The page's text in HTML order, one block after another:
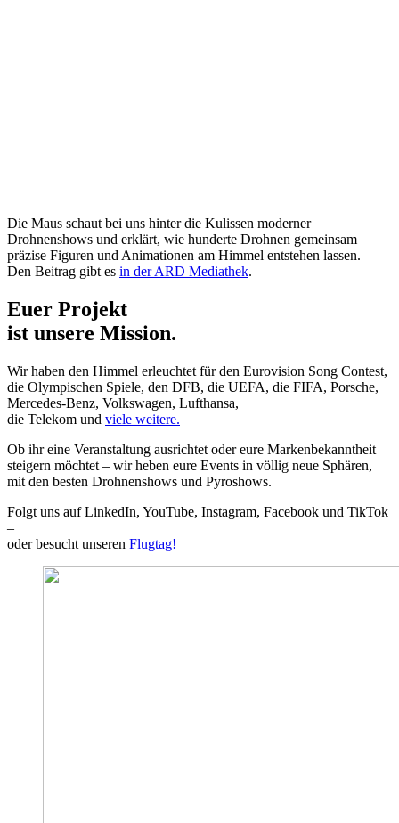
Die Maus schaut bei uns hinter die Kulissen moderner
Drohnenshows und erklärt, wie hunderte Drohnen gemeinsam
präzise Figuren und Animationen am Himmel entstehen lassen.
Den Beitrag gibt es in der ARD Mediathek.
Euer Projekt
ist unsere Mission.
Wir haben den Himmel erleuchtet für den Eurovision Song Contest,
die Olympischen Spiele, den DFB, die UEFA, die FIFA, Porsche,
Mercedes-Benz, Volkswagen, Lufthansa,
die Telekom und viele weitere.
Ob ihr eine Veranstaltung ausrichtet oder eure Markenbekanntheit
steigern möchtet – wir heben eure Events in völlig neue Sphären,
mit den besten Drohnenshows und Pyroshows.
Folgt uns auf LinkedIn, YouTube, Instagram, Facebook und TikTok
–
oder besucht unseren Flugtag!